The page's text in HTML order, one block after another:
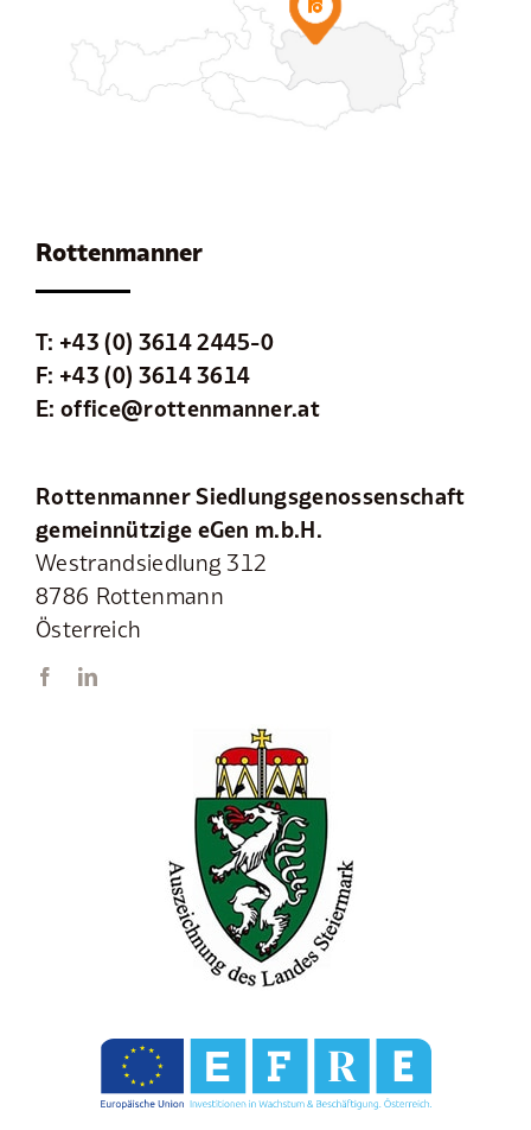
Rottenmanner
T: +43 (0) 3614 2445-0
F: +43 (0) 3614 3614
E: office@rottenmanner.at
Rottenmanner Siedlungsgenossenschaft
gemeinnützige eGen m.b.H.
Westrandsiedlung 312
8786 Rottenmann
Österreich